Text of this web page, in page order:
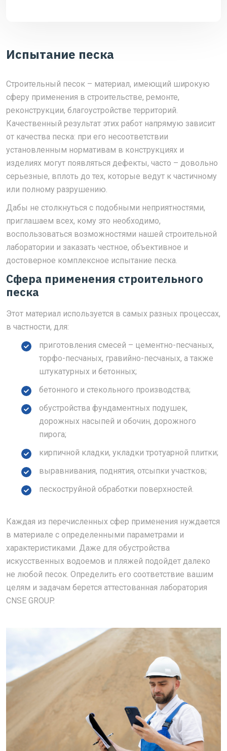
Испытание песка
Строительный песок – материал, имеющий широкую
сферу применения в строительстве, ремонте,
реконструкции, благоустройстве территорий.
Качественный результат этих работ напрямую зависит
от качества песка: при его несоответствии
установленным нормативам в конструкциях и
изделиях могут появляться дефекты, часто – довольно
серьезные, вплоть до тех, которые ведут к частичному
или полному разрушению.
Дабы не столкнуться с подобными неприятностями,
приглашаем всех, кому это необходимо,
воспользоваться возможностями нашей строительной
лаборатории и заказать честное, объективное и
достоверное комплексное испытание песка.
Сфера применения строительного
песка
Этот материал используется в самых разных процессах,
в частности, для:
приготовления смесей – цементно-песчаных,
торфо-песчаных, гравийно-песчаных, а также
штукатурных и бетонных;
бетонного и стекольного производства;
обустройства фундаментных подушек,
дорожных насыпей и обочин, дорожного
пирога;
кирпичной кладки, укладки тротуарной плитки;
выравнивания, поднятия, отсыпки участков;
пескоструйной обработки поверхностей.
Каждая из перечисленных сфер применения нуждается
в материале с определенными параметрами и
характеристиками. Даже для обустройства
искусственных водоемов и пляжей подойдет далеко
не любой песок. Определить его соответствие вашим
целям и задачам берется аттестованная лаборатория
CNSE GROUP.